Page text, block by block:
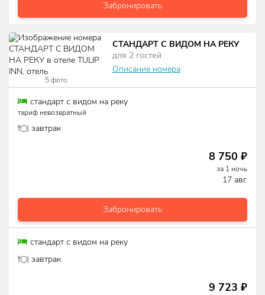
Забронировать
5 фото
СТАНДАРТ С ВИДОМ НА РЕКУ
для 2 гостей
Описание номера
стандарт с видом на реку
тариф невозвратный
завтрак
8 750 ₽
за 1 ночь
17 авг.
Забронировать
стандарт с видом на реку
завтрак
9 723 ₽